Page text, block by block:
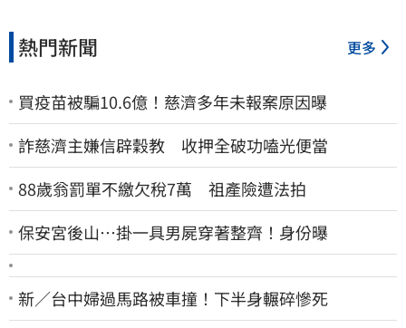
熱門新聞 更多
買疫苗被騙10.6億！慈濟多年未報案原因曝
詐慈濟主嫌信辟穀教 收押全破功嗑光便當
88歲翁罰單不繳欠稅7萬 祖產險遭法拍
保安宮後山…掛一具男屍穿著整齊！身份曝
新／台中婦過馬路被車撞！下半身輾碎慘死